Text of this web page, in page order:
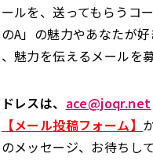
ルを、送ってもらうコー
のA」の魅力やあなたが
魅力を伝えるメールを募
レスは、 ace@joqr.net
【メール投稿フォーム】
メッセージ、お待ちし